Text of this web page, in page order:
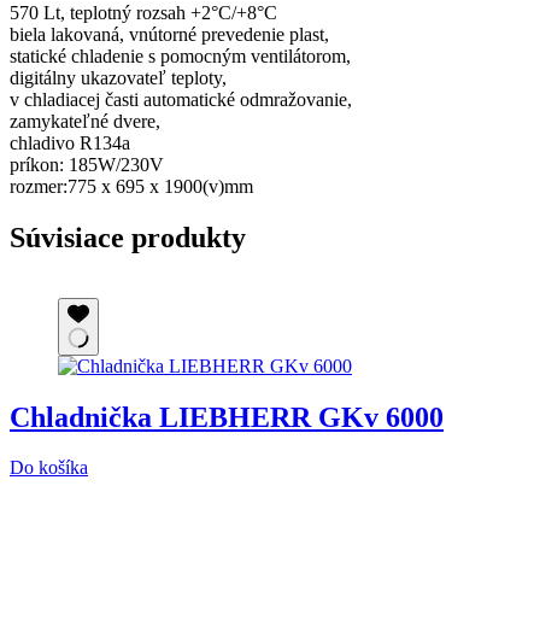
570 Lt, teplotný rozsah +2°C/+8°C
biela lakovaná, vnútorné prevedenie plast,
statické chladenie s pomocným ventilátorom,
digitálny ukazovateľ teploty,
v chladiacej časti automatické odmražovanie,
zamykateľné dvere,
chladivo R134a
príkon: 185W/230V
rozmer:775 x 695 x 1900(v)mm
Súvisiace produkty
Chladnička LIEBHERR GKv 6000
Do košíka